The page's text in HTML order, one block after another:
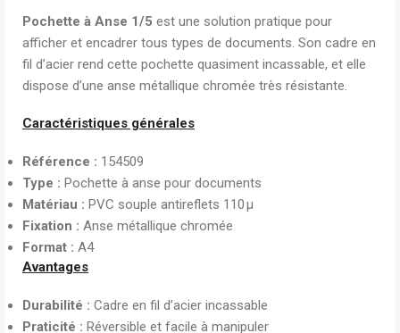
Pochette à Anse 1/5 est une solution pratique pour
afficher et encadrer tous types de documents. Son cadre en
fil d’acier rend cette pochette quasiment incassable, et elle
dispose d’une anse métallique chromée très résistante.
Caractéristiques générales
Référence : 154509
Type : Pochette à anse pour documents
Matériau : PVC souple antireflets 110 µ
Fixation : Anse métallique chromée
Format : A4
Avantages
Durabilité : Cadre en fil d’acier incassable
Praticité : Réversible et facile à manipuler